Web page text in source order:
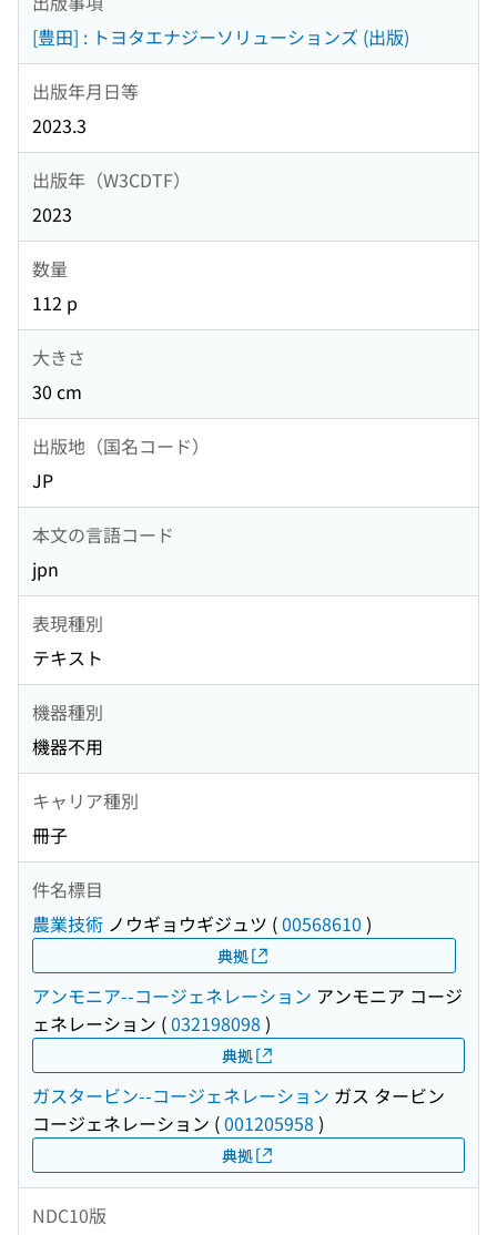
[豊田] : トヨタエナジーソリューションズ (出版)
出版年月日等
2023.3
出版年（W3CDTF）
2023
数量
112 p
大きさ
30 cm
出版地（国名コード）
JP
本文の言語コード
jpn
表現種別
テキスト
機器種別
機器不用
キャリア種別
冊子
件名標目
農業技術 ノウギョウギジュツ (00568610 )
典拠
アンモニア--コージェネレーション アンモニア コージ
ェネレーション (032198098 )
典拠
ガスタービン--コージェネレーション ガス タービン
コージェネレーション (001205958 )
典拠
NDC10版